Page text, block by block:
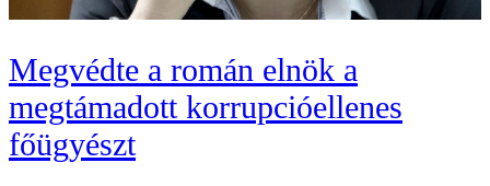
Megvédte a román elnök a
megtámadott korrupcióellenes
főügyészt